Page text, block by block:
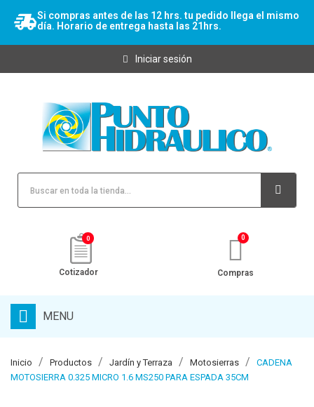
Si compras antes de las 12 hrs. tu pedido llega el mismo
día. Horario de entrega hasta las 21hrs.
Iniciar sesión
0
Cotizador Compras
MENU
Inicio Productos Jardín y Terraza Motosierras
CADENA
MOTOSIERRA 0.325 MICRO 1.6 MS250 PARA ESPADA 35CM